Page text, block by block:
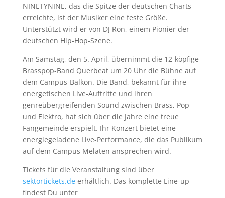
NINETYNINE, das die Spitze der deutschen Charts
erreichte, ist der Musiker eine feste Größe.
Unterstützt wird er von DJ Ron, einem Pionier der
deutschen Hip-Hop-Szene.
Am Samstag, den 5. April, übernimmt die 12-köpfige
Brasspop-Band Querbeat um 20 Uhr die Bühne auf
dem Campus-Balkon. Die Band, bekannt für ihre
energetischen Live-Auftritte und ihren
genreübergreifenden Sound zwischen Brass, Pop
und Elektro, hat sich über die Jahre eine treue
Fangemeinde erspielt. Ihr Konzert bietet eine
energiegeladene Live-Performance, die das Publikum
auf dem Campus Melaten ansprechen wird.
Tickets für die Veranstaltung sind über
sektortickets.deerhältlich. Das komplette Line-up
findest Du unter